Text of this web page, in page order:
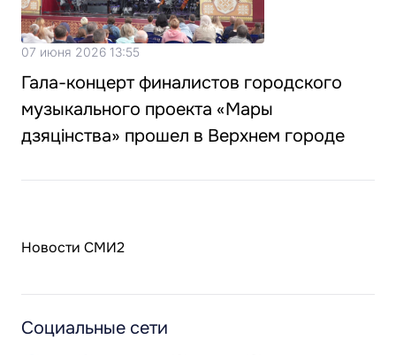
07 июня 2026 13:55
Гала-концерт финалистов городского
музыкального проекта «Мары
дзяцiнства» прошел в Верхнем городе
Новости СМИ2
Социальные сети